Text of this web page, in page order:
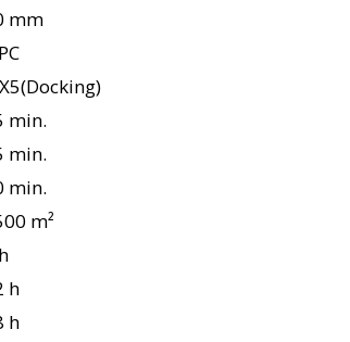
mm
min.
min.
min.
m²
h
h